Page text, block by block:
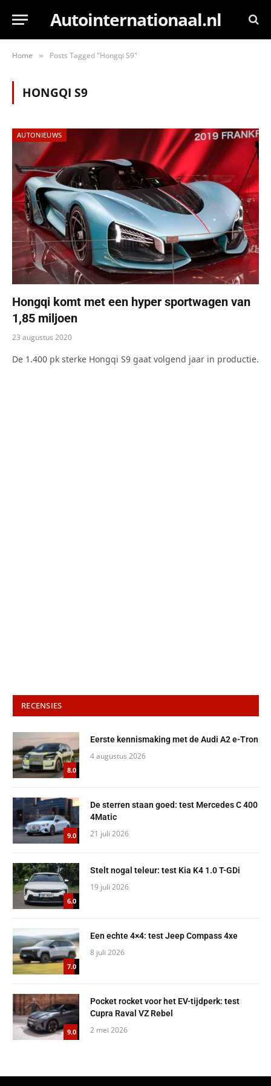
Autointernationaal.nl
Home » Posts Tagged "Hongqi S9"
HONGQI S9
AUTONIEUWS
Hongqi komt met een hyper sportwagen van
1,85 miljoen
23 augustus 2020
De 1.400 pk sterke Hongqi S9 gaat volgend jaar in productie.
RECENSIES
8.0
Eerste kennismaking met de Audi A2 e-Tron
4 augustus 2026
9.0
De sterren staan goed: test Mercedes C 400
4Matic
21 juli 2026
6.0
Stelt nogal teleur: test Kia K4 1.0 T-GDi
19 juli 2026
7.0
Een echte 4×4: test Jeep Compass 4xe
8 juli 2026
9.0
Pocket rocket voor het EV-tijdperk: test
Cupra Raval VZ Rebel
2 mei 2026